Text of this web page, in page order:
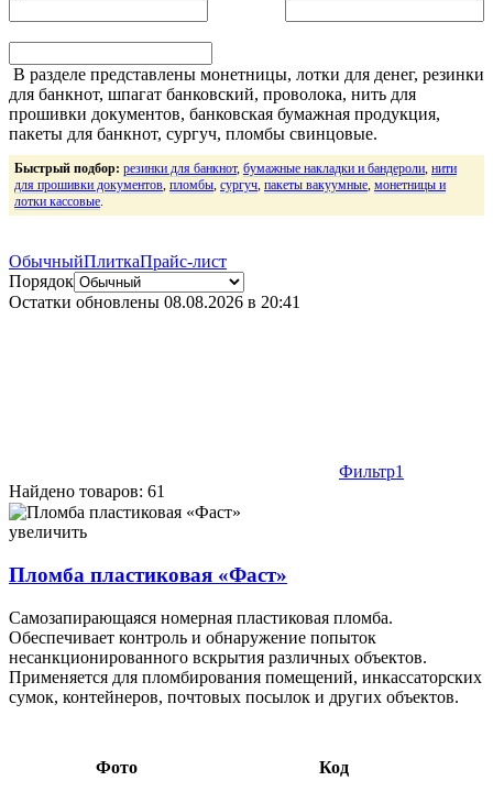
В разделе представлены монетницы, лотки для денег, резинки
для банкнот, шпагат банковский, проволока, нить для
прошивки документов, банковская бумажная продукция,
пакеты для банкнот, сургуч, пломбы свинцовые.
Быстрый подбор: резинки для банкнот, бумажные накладки и бандероли, нити
для прошивки документов, пломбы, сургуч, пакеты вакуумные, монетницы и
лотки кассовые.
ОбычныйПлиткаПрайс-лист
Порядок
Остатки обновлены 08.08.2026 в 20:41
Фильтр1
Найдено товаров: 61
Пломба пластиковая «Фаст» длина: общая - 305 мм, рабочая -
225 мм, диаметр 2 мм, ассорти 0,18 119644
увеличить
Пломба пластиковая «Фаст»
Самозапирающаяся номерная пластиковая пломба.
Обеспечивает контроль и обнаружение попыток
несанкционированного вскрытия различных объектов.
Применяется для пломбирования помещений, инкассаторских
сумок, контейнеров, почтовых посылок и других объектов.
Фото Код